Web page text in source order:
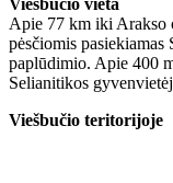
Apie 77 km iki Arakso
pėsčiomis pasiekiamas
paplūdimio. Apie 400
Selianitikos
Viešbučio teritorijoje